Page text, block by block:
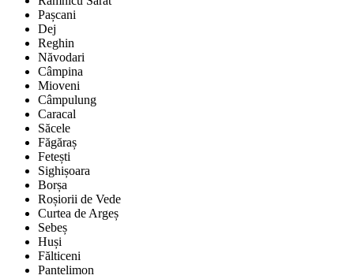
Pașcani
Dej
Reghin
Năvodari
Câmpina
Mioveni
Câmpulung
Caracal
Săcele
Făgăraș
Fetești
Sighișoara
Borșa
Roșiorii de Vede
Curtea de Argeș
Sebeș
Huși
Fălticeni
Pantelimon